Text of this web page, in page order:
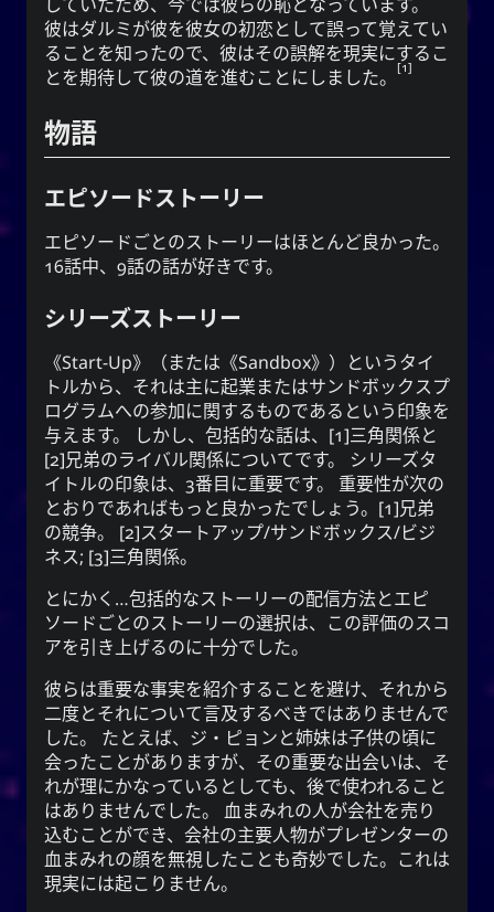
彼はダルミが彼を彼女の初恋として誤って覚えてい
ることを知ったので、彼はその誤解を現実にするこ
とを期待して彼の道を進むことにしました。
1
物語
エピソードストーリー
エピソードごとのストーリーはほとんど良かった。
16話中、9話の話が好きです。
シリーズストーリー
《Start-Up》（または《Sandbox》）というタイ
トルから、それは主に起業またはサンドボックスプ
ログラムへの参加に関するものであるという印象を
与えます。 しかし、包括的な話は、[1]三角関係と
[2]兄弟のライバル関係についてです。 シリーズタ
イトルの印象は、3番目に重要です。 重要性が次の
とおりであればもっと良かったでしょう。[1]兄弟
の競争。 [2]スタートアップ/サンドボックス/ビジ
ネス; [3]三角関係。
とにかく…包括的なストーリーの配信方法とエピ
ソードごとのストーリーの選択は、この評価のスコ
アを引き上げるのに十分でした。
彼らは重要な事実を紹介することを避け、それから
二度とそれについて言及するべきではありませんで
した。 たとえば、ジ・ピョンと姉妹は子供の頃に
会ったことがありますが、その重要な出会いは、そ
れが理にかなっているとしても、後で使われること
はありませんでした。 血まみれの人が会社を売り
込むことができ、会社の主要人物がプレゼンターの
血まみれの顔を無視したことも奇妙でした。これは
現実には起こりません。
注意:ネイバーPapago神経翻訳
CC-BY-SA 3.0
One Way Faith
techmagus
Love and Relationships
ブックマーク
YourOnly.One Linklist
Linklists Are Back
Semantic Web for Hugo
再生中
Every Day I Love You
Every Day I Love You